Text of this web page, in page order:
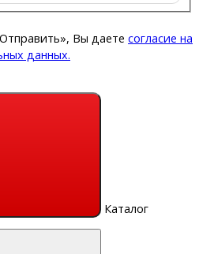
Вы даете согласие на
данных.
Каталог